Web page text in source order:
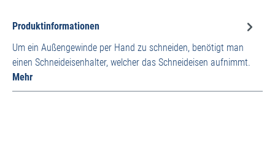
Produktinformationen
Um ein Außengewinde per Hand zu schneiden, benötigt man
einen Schneideisenhalter, welcher das Schneideisen aufnimmt.
Mehr